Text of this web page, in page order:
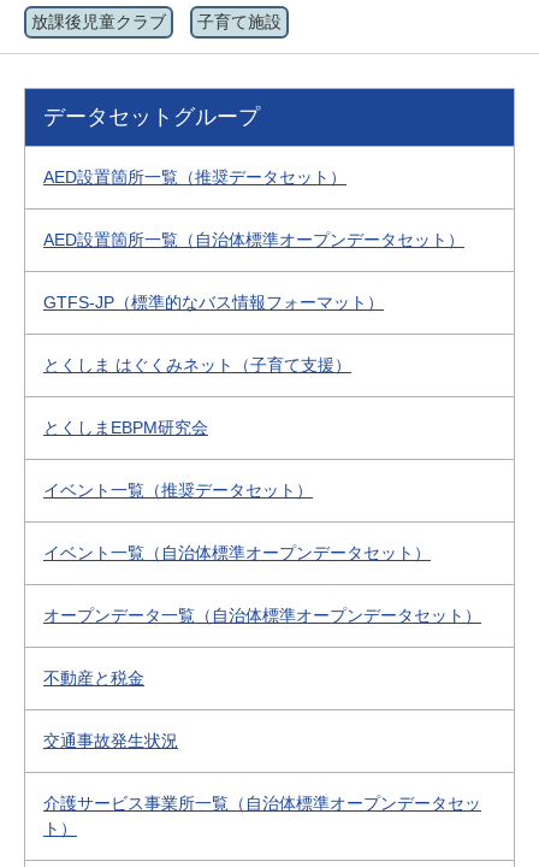
放課後児童クラブ 子育て施設
データセットグループ
AED設置箇所一覧（推奨データセット）
AED設置箇所一覧（自治体標準オープンデータセット）
GTFS-JP（標準的なバス情報フォーマット）
とくしま はぐくみネット（子育て支援）
とくしまEBPM研究会
イベント一覧（推奨データセット）
イベント一覧（自治体標準オープンデータセット）
オープンデータ一覧（自治体標準オープンデータセット）
不動産と税金
交通事故発生状況
介護サービス事業所一覧（自治体標準オープンデータセッ
ト）